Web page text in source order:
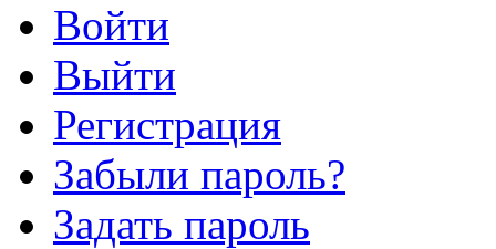
Войти
Выйти
Регистрация
Забыли пароль?
Задать пароль